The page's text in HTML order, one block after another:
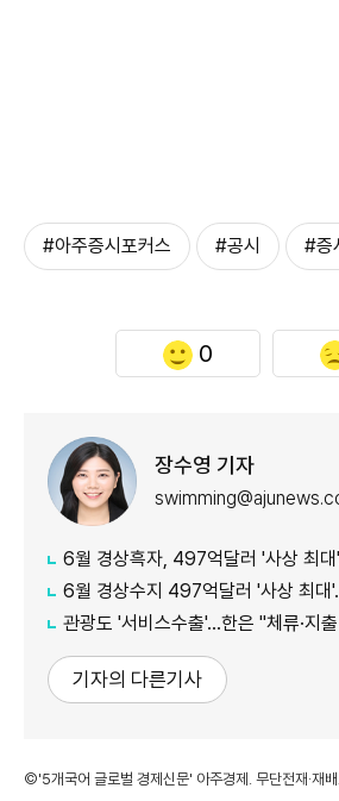
#아주증시포커스 #공시 #증
0
장수영 기자
6월 경상흑자, 497억달러 '사상 최
6월 경상수지 497억달러 '사상 최대'…수
관광도 '서비스수출'…한은 "체류·지
기자의 다른기사
©'5개국어 글로벌 경제신문' 아주경제. 무단전재·재배